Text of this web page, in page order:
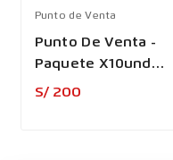
Punto de Venta
Punto De Venta -
Paquete X10und
Rollo 1000 Etiquetas
S/ 200